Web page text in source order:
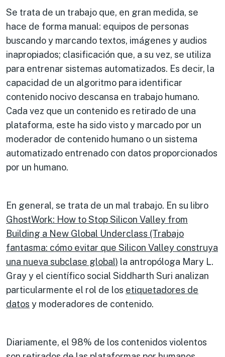
Se trata de un trabajo que, en gran medida, se
hace de forma manual: equipos de personas
buscando y marcando textos, imágenes y audios
inapropiados; clasificación que, a su vez, se utiliza
para entrenar sistemas automatizados. Es decir, la
capacidad de un algoritmo para identificar
contenido nocivo descansa en trabajo humano.
Cada vez que un contenido es retirado de una
plataforma, este ha sido visto y marcado por un
moderador de contenido humano o un sistema
automatizado entrenado con datos proporcionados
por un humano.
En general, se trata de un mal trabajo. En su libro
GhostWork: How to Stop Silicon Valley from
Building a New Global Underclass (Trabajo
fantasma: cómo evitar que Silicon Valley construya
una nueva subclase global) la antropóloga Mary L.
Gray y el científico social Siddharth Suri analizan
particularmente el rol de los etiquetadores de
datos y moderadores de contenido.
Diariamente, el 98% de los contenidos violentos